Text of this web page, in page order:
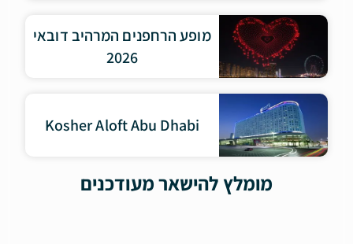
מופע הרחפנים המרהיב דובאי
2026
Kosher Aloft Abu Dhabi
מומלץ להישאר מעודכנים